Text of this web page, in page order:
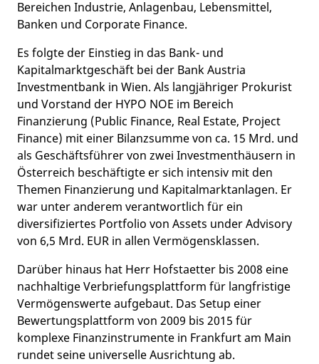
Bereichen Industrie, Anlagenbau, Lebensmittel,
Banken und Corporate Finance.
Es folgte der Einstieg in das Bank- und
Kapitalmarktgeschäft bei der Bank Austria
Investmentbank in Wien. Als langjähriger Prokurist
und Vorstand der HYPO NOE im Bereich
Finanzierung (Public Finance, Real Estate, Project
Finance) mit einer Bilanzsumme von ca. 15 Mrd. und
als Geschäftsführer von zwei Investmenthäusern in
Österreich beschäftigte er sich intensiv mit den
Themen Finanzierung und Kapitalmarktanlagen. Er
war unter anderem verantwortlich für ein
diversifiziertes Portfolio von Assets under Advisory
von 6,5 Mrd. EUR in allen Vermögensklassen.
Darüber hinaus hat Herr Hofstaetter bis 2008 eine
nachhaltige Verbriefungsplattform für langfristige
Vermögenswerte aufgebaut. Das Setup einer
Bewertungsplattform von 2009 bis 2015 für
komplexe Finanzinstrumente in Frankfurt am Main
rundet seine universelle Ausrichtung ab.